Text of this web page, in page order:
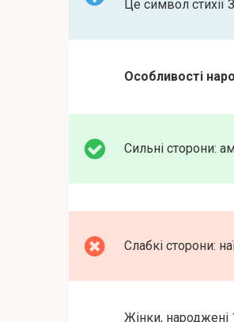
Це символ стихії
Особливості
Сильні сторони:
Слабкі сторони:
Жінки, народжені